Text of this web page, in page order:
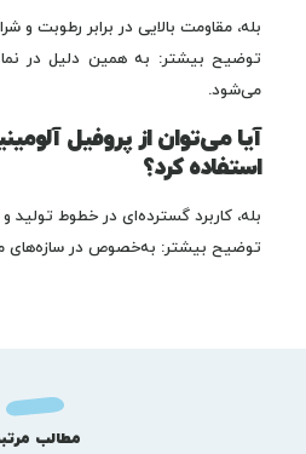
بله، مقاومت بالایی در برابر رطوبت و
توضیح بیشتر: به همین دلیل در نما
می‌شود.
آیا می‌توان از پروفیل
استفاده کرد؟
بله، کاربرد گسترده‌ای در خطوط تولید
توضیح بیشتر: به‌خصوص در سازه‌های
مطالب